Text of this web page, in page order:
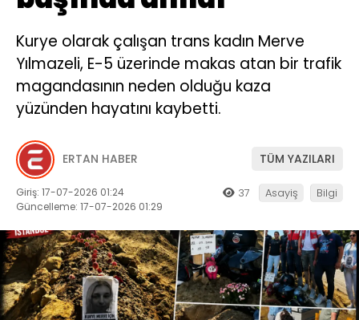
Kurye olarak çalışan trans kadın Merve
Yılmazeli, E-5 üzerinde makas atan bir trafik
magandasının neden olduğu kaza
yüzünden hayatını kaybetti.
ERTAN HABER TÜM YAZILARI
Giriş: 17-07-2026 01:24
Güncelleme: 17-07-2026 01:29
37 Asayiş Bilgi